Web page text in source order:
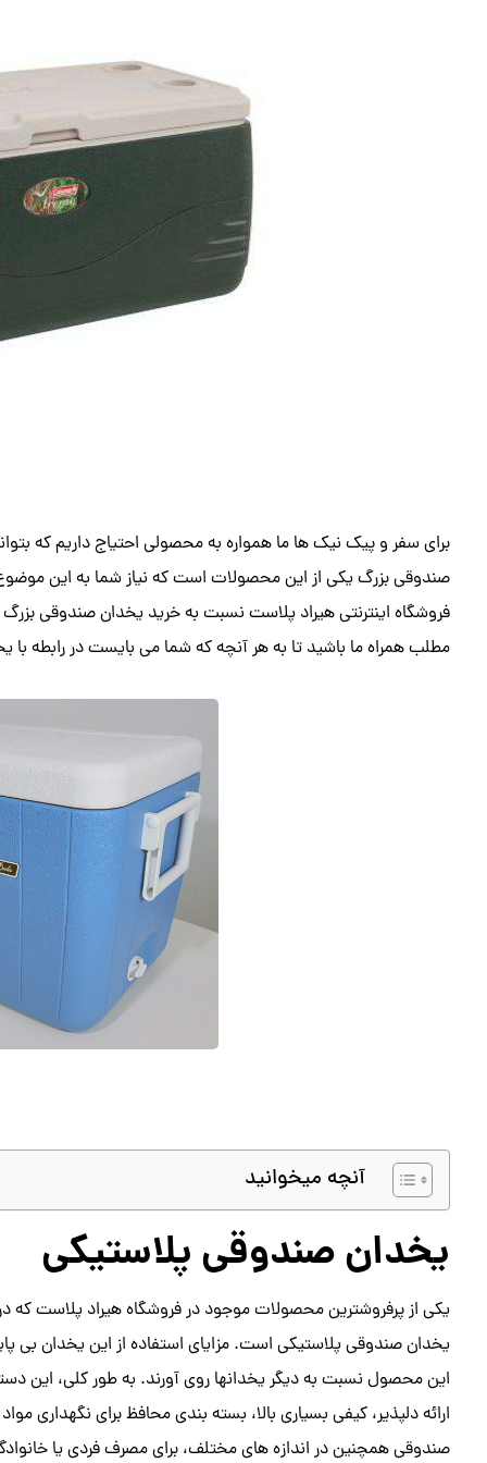
برای سفر و پیک نیک ها ما همواره به محصولی احتیاج داریم که
صندوقی بزرگ یکی از این محصولات است که نیاز شما به این موضوع
فروشگاه اینترنتی هیراد پلاست نسبت به خرید یخدان صندوقی
مطلب همراه ما باشید تا به هر آنچه که شما می بایست در رابطه با
آنچه میخوانید
یخدان صندوقی پلاستیکی
یکی از پرفروشترین محصولات موجود در فروشگاه هیراد پلاست که
یخدان صندوقی پلاستیکی است. مزایای استفاده از این یخدان
این محصول نسبت به دیگر یخدانها روی آورند. به طور کلی، این
ارائه دلپذیر، کیفی بسیاری بالا، بسته بندی محافظ برای نگهداری
صندوقی همچنین در اندازه های مختلف، برای مصرف فردی یا